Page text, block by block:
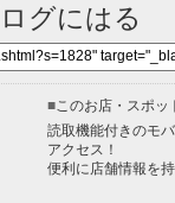
グにはる
■ このお店・スポ
読取機能付きのモ
アクセス！
便利に店舗情報を